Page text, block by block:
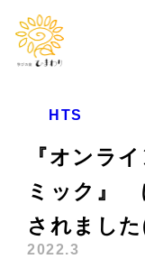
HTS
『オンラ
ミック』
されまし
2022.3